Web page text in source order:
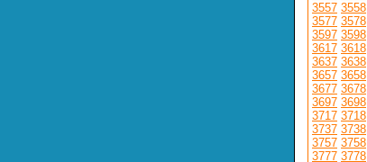
3557 3558
3577 3578
3597 3598
3617 3618
3637 3638
3657 3658
3677 3678
3697 3698
3717 3718
3737 3738
3757 3758
3777 3778